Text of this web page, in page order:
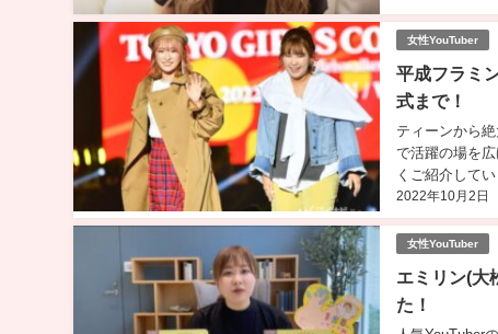
女性YouTuber
平成フラミ
式まで！
2022年10月2日
ティーンから
で活躍の場を
くご紹介して
らご覧ください
女性YouTuber
エミリン(大
た！